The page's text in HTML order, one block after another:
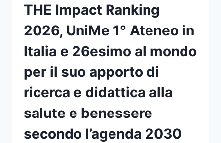
CORALLO
PER
L’EVENTO
CONCLUSIVO
THE Impact Ranking
2026, UniMe 1° Ateneo in
Italia e 26esimo al mondo
per il suo apporto di
ricerca e didattica alla
salute e benessere
secondo l’agenda 2030